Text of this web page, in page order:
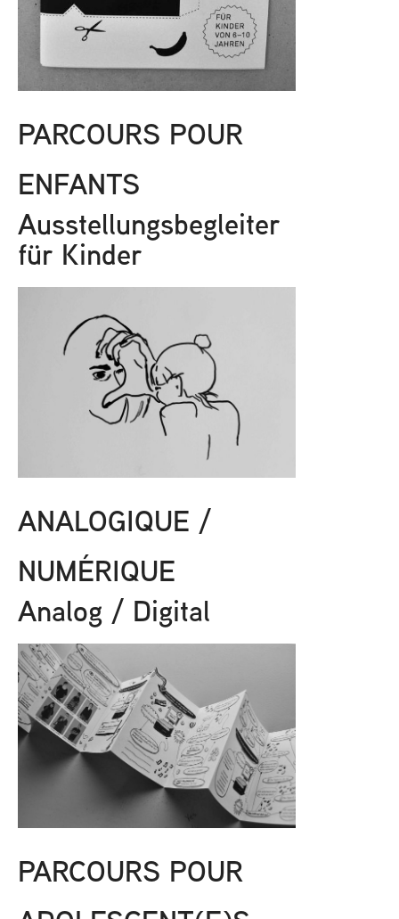
PARCOURS POUR
ENFANTS
Ausstellungsbegleiter
für Kinder
ANALOGIQUE /
NUMÉRIQUE
Analog / Digital
PARCOURS POUR